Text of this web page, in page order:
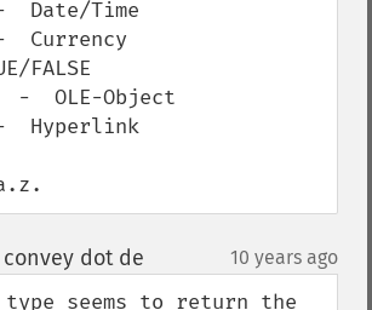
-  Date/Time
-  Currency
FALSE
-  OLE-Object
-  Hyperlink
dot de 10 years ago
seems to return the